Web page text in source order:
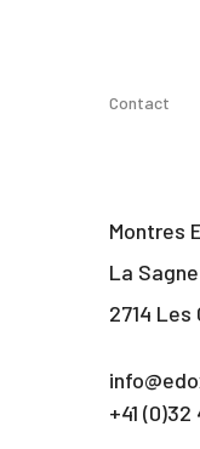
Contact
Montres
La
2714
+41 (0)32